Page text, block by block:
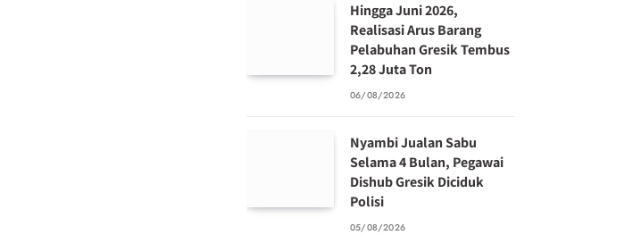
Hingga Juni 2026,
Realisasi Arus Barang
Pelabuhan Gresik Tembus
2,28 Juta Ton
06/08/2026
Nyambi Jualan Sabu
Selama 4 Bulan, Pegawai
Dishub Gresik Diciduk
Polisi
05/08/2026